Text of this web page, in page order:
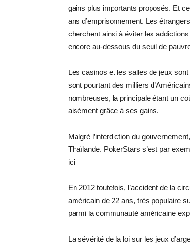
gains plus importants proposés. Et
ans d’emprisonnement. Les
cherchent ainsi à éviter les
encore au-dessous du seuil de
Les casinos et les salles de jeux
sont pourtant des milliers
nombreuses, la principale étant un
aisément grâce à ses gains.
Malgré l’interdiction du
Thaïlande. PokerStars s’est par
ici.
En 2012 toutefois, l’accident de la
américain de 22 ans, très populaire
parmi la communauté américaine
La sévérité de la loi sur les jeux